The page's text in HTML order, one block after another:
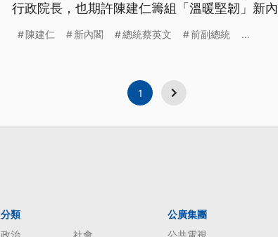
行政院長，也期許陳建仁籌組「溫暖堅韌」新
陳建仁 新內閣 總統蔡英文 前副總統 ...
1
分類
政治
社會
公廣集團
公共電視